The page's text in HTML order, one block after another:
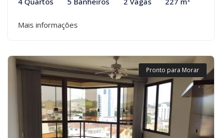
Mais informações
Pronto para Morar